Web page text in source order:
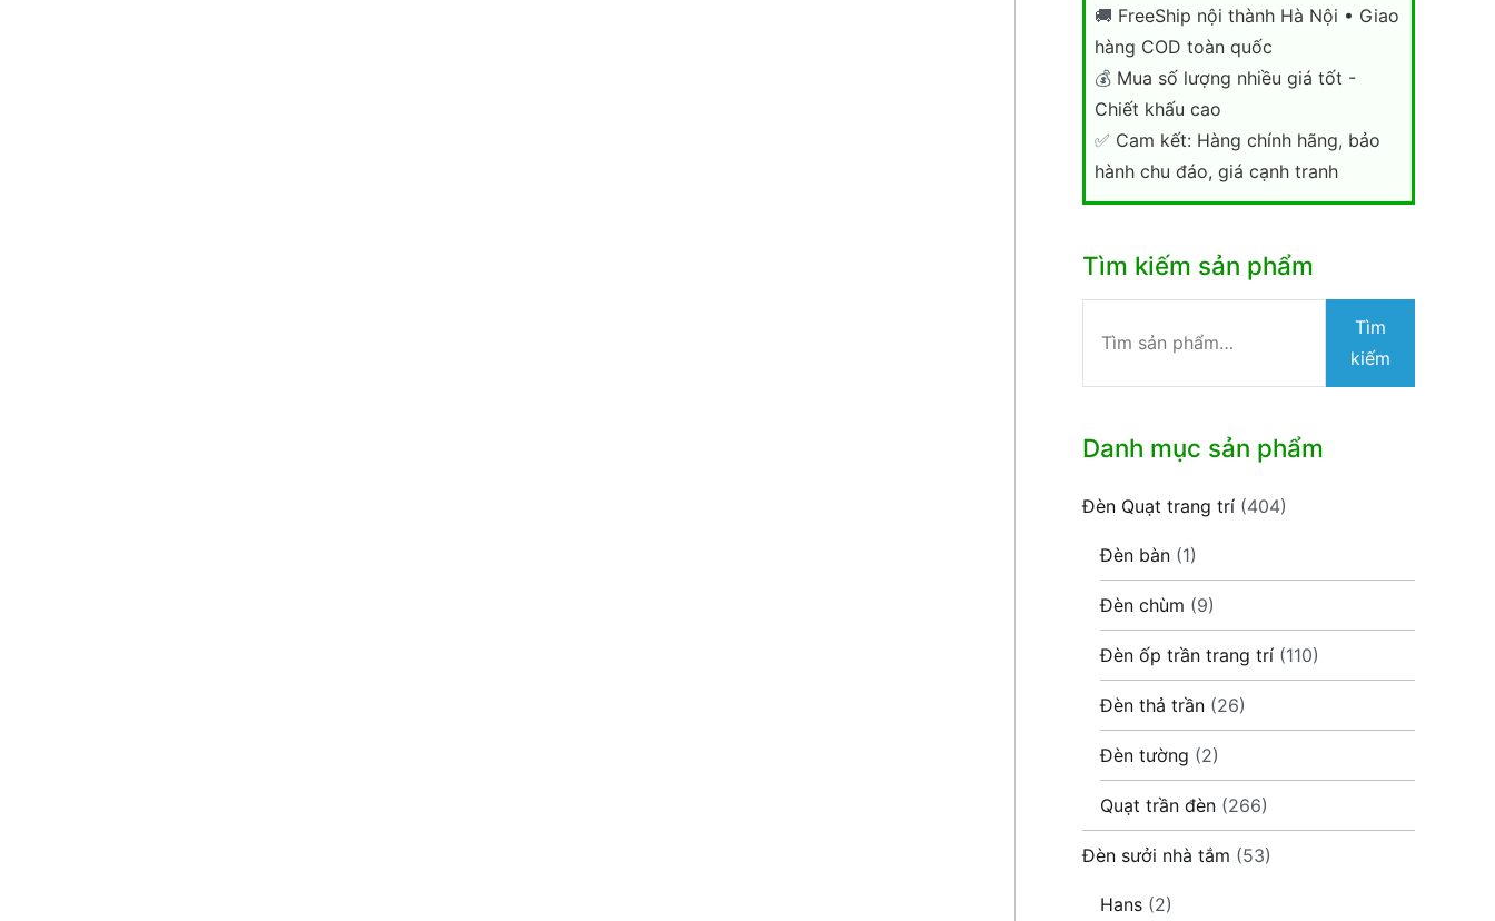
🚚 FreeShip nội thành Hà Nội • Giao
hàng COD toàn quốc
💰 Mua số lượng nhiều giá tốt -
Chiết khấu cao
✅ Cam kết: Hàng chính hãng, bảo
hành chu đáo, giá cạnh tranh
Tìm kiếm sản phẩm
kiếm:
Tìm
kiếm
Danh mục sản phẩm
Đèn Quạt trang trí (404)
Đèn bàn (1)
Đèn chùm (9)
Đèn ốp trần trang trí (110)
Đèn thả trần (26)
Đèn tường (2)
Quạt trần đèn (266)
Đèn sưởi nhà tắm (53)
Hans (2)